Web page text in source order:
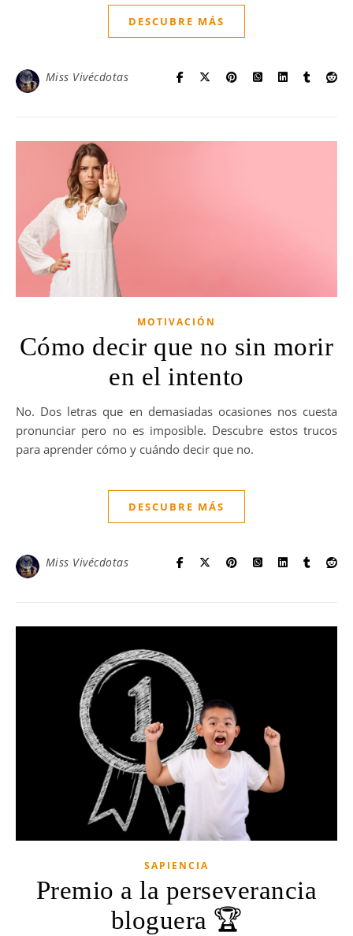
DESCUBRE MÁS
Miss Vivécdotas
MOTIVACIÓN
Cómo decir que no sin morir
en el intento
No. Dos letras que en demasiadas ocasiones nos cuesta
pronunciar pero no es imposible. Descubre estos trucos
para aprender cómo y cuándo decir que no.
DESCUBRE MÁS
Miss Vivécdotas
SAPIENCIA
Premio a la perseverancia
bloguera 🏆